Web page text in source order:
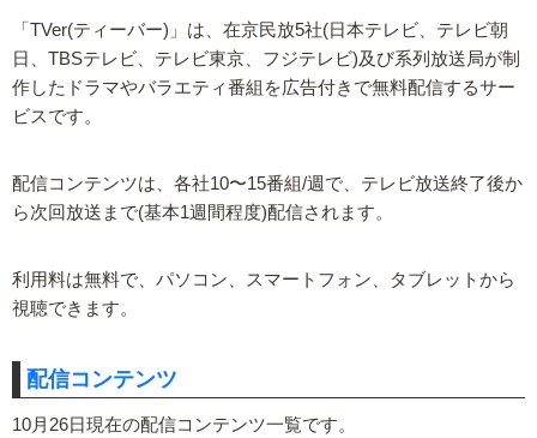
「TVer(ティーバー)」は、在京民放5社(日本テレビ、テレビ朝
日、TBSテレビ、テレビ東京、フジテレビ)及び系列放送局が制
作したドラマやバラエティ番組を広告付きで無料配信するサー
ビスです。
配信コンテンツは、各社10〜15番組/週で、テレビ放送終了後か
ら次回放送まで(基本1週間程度)配信されます。
利用料は無料で、パソコン、スマートフォン、タブレットから
視聴できます。
配信コンテンツ
10月26日現在の配信コンテンツ一覧です。